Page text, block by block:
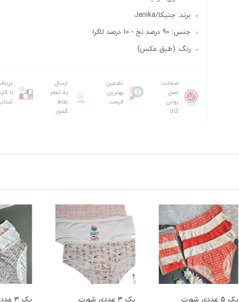
برند: جنیکا/Jenika
جنس: 90 درصد نخ - 10 درصد لاکرا
رنگ: (طبق عکس)
ضمانت
اصل
بودن
کالا
تضمین
بهترین
قیمت
ارسال
به تمام
نقاط
کشور
با
پک 3 عددی شورت
پک 3 عددی شورت